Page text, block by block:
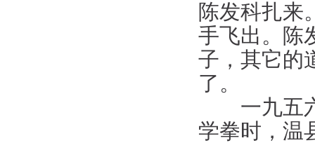
陈发科扎来
手飞出。陈
子，其它的
了。
一九五六
学拳时，温